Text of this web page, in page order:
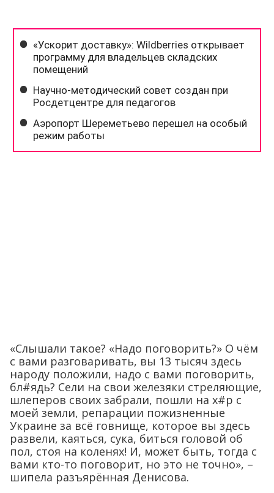
«Слышали такое? «Надо поговорить?» О чём
с вами разговаривать, вы 13 тысяч здесь
народу положили, надо с вами поговорить,
бл#ядь? Сели на свои железяки стреляющие,
шлеперов своих забрали, пошли на х#р с
моей земли, репарации пожизненные
Украине за всё говнище, которое вы здесь
развели, каяться, сука, биться головой об
пол, стоя на коленях! И, может быть, тогда с
вами кто-то поговорит, но это не точно», –
шипела разъярённая Денисова.